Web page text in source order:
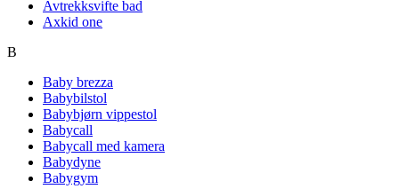
Avtrekksvifte bad
Axkid one
B
Baby brezza
Babybilstol
Babybjørn vippestol
Babycall
Babycall med kamera
Babydyne
Babygym